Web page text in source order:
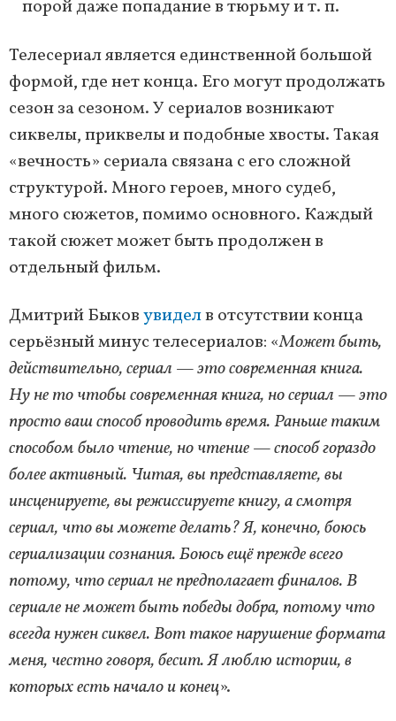
порой даже попадание в тюрьму и т. п.
Телесериал является единственной большой
формой, где нет конца. Его могут продолжать
сезон за сезоном. У сериалов возникают
сиквелы, приквелы и подобные хвосты. Такая
«вечность» сериала связана с его сложной
структурой. Много героев, много судеб,
много сюжетов, помимо основного. Каждый
такой сюжет может быть продолжен в
отдельный фильм.
Дмитрий Быковувиделв отсутствии конца
серьёзный минус телесериалов: «Может быть,
действительно, сериал — это современная книга.
Ну не то чтобы современная книга, но сериал — это
просто ваш способ проводить время. Раньше таким
способом было чтение, но чтение — способ гораздо
более активный. Читая, вы представляете, вы
инсценируете, вы режиссируете книгу, а смотря
сериал, что вы можете делать? Я, конечно, боюсь
сериализации сознания. Боюсь ещё прежде всего
потому, что сериал не предполагает финалов. В
сериале не может быть победы добра, потому что
всегда нужен сиквел. Вот такое нарушение формата
меня, честно говоря, бесит. Я люблю истории, в
которых есть начало и конец».